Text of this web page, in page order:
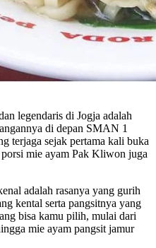
legendaris di Jogja adalah
di depan SMAN 1
terjaga sejak pertama kali buka
mie ayam Pak Kliwon juga
adalah rasanya yang gurih
kental serta pangsitnya yang
bisa kamu pilih, mulai dari
mie ayam pangsit jamur